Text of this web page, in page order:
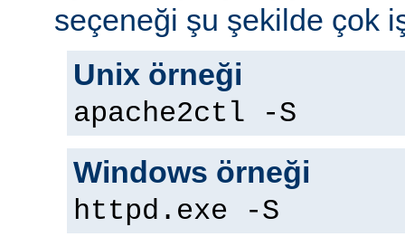
seçeneği şu şekilde çok
Unix örneği
apache2ctl -S
Windows örneği
httpd.exe -S